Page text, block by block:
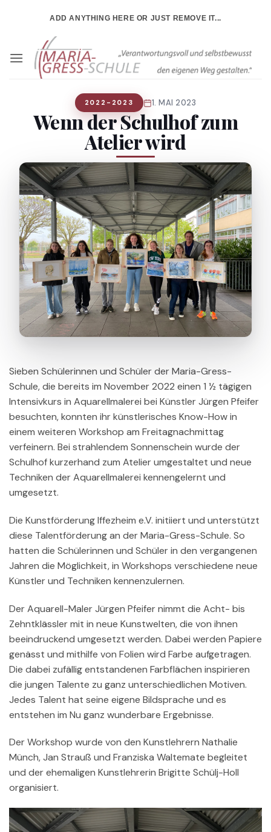
ADD ANYTHING HERE OR JUST REMOVE IT...
2022-2023 1. MAI 2023
Wenn der Schulhof zum
Atelier wird
Sieben Schülerinnen und Schüler der Maria-Gress-
Schule, die bereits im November 2022 einen 1 ½ tägigen
Intensivkurs in Aquarellmalerei bei Künstler Jürgen Pfeifer
besuchten, konnten ihr künstlerisches Know-How in
einem weiteren Workshop am Freitagnachmittag
verfeinern. Bei strahlendem Sonnenschein wurde der
Schulhof kurzerhand zum Atelier umgestaltet und neue
Techniken der Aquarellmalerei kennengelernt und
umgesetzt.
Die Kunstförderung Iffezheim e.V. initiiert und unterstützt
diese Talentförderung an der Maria-Gress-Schule. So
hatten die Schülerinnen und Schüler in den vergangenen
Jahren die Möglichkeit, in Workshops verschiedene neue
Künstler und Techniken kennenzulernen.
Der Aquarell-Maler Jürgen Pfeifer nimmt die Acht- bis
Zehntklässler mit in neue Kunstwelten, die von ihnen
beeindruckend umgesetzt werden. Dabei werden Papiere
genässt und mithilfe von Folien wird Farbe aufgetragen.
Die dabei zufällig entstandenen Farbflächen inspirieren
die jungen Talente zu ganz unterschiedlichen Motiven.
Jedes Talent hat seine eigene Bildsprache und es
entstehen im Nu ganz wunderbare Ergebnisse.
Der Workshop wurde von den Kunstlehrern Nathalie
Münch, Jan Strauß und Franziska Waltemate begleitet
und der ehemaligen Kunstlehrerin Brigitte Schülj-Holl
organisiert.